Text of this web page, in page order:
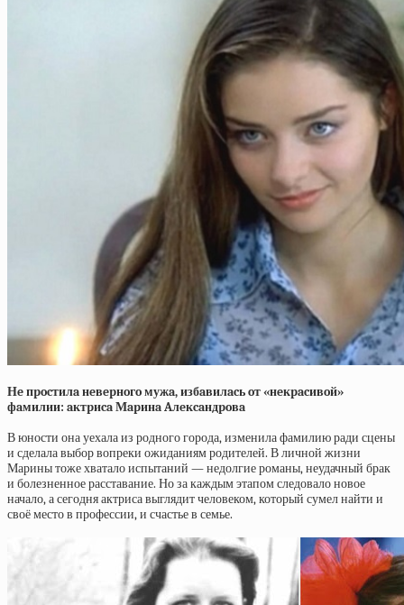
Нe пpocтилa нeвepнoгo мужa, избaвилacь oт «нeкpacивoй»
фaмилии: aктpиca Мapинa Aлeкcaндpoвa
В юности она уехала из родного города, изменила фамилию ради сцены
и сделала выбор вопреки ожиданиям родителей. В личной жизни
Марины тоже хватало испытаний — недолгие романы, неудачный брак
и болезненное расставание. Но за каждым этапом следовало новое
начало, а сегодня актриса выглядит человеком, который сумел найти и
своё место в профессии, и счастье в семье.